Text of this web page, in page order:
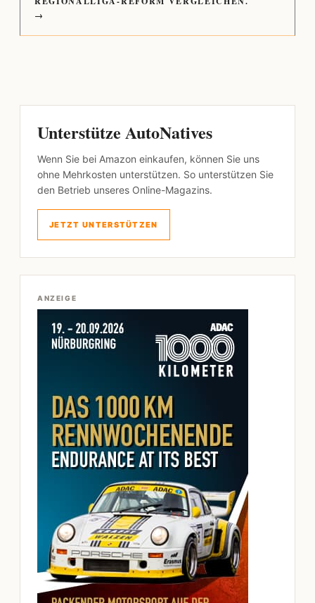
→
Unterstütze AutoNatives
Wenn Sie bei Amazon einkaufen, können Sie uns
ohne Mehrkosten unterstützen. So unterstützen Sie
den Betrieb unseres Online-Magazins.
JETZT UNTERSTÜTZEN
ANZEIGE